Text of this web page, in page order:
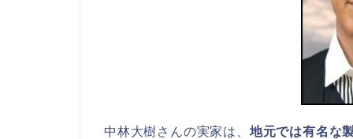
中林大樹さんの実家は、 地元では有名な